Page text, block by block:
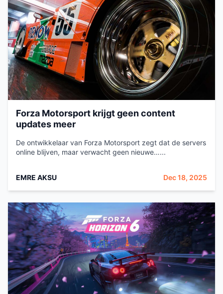
Forza Motorsport krijgt geen content
updates meer
De ontwikkelaar van Forza Motorsport zegt dat de servers
online blijven, maar verwacht geen nieuwe…...
EMRE AKSU Dec 18, 2025